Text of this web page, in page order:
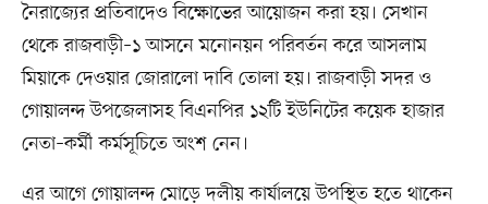
নৈরাজ্যের প্রতিবাদেও বিক্ষোভের আয়োজন করা হয়। সেখান
থেকে রাজবাড়ী–১ আসনে মনোনয়ন পরিবর্তন করে আসলাম
মিয়াকে দেওয়ার জোরালো দাবি তোলা হয়। রাজবাড়ী সদর ও
গোয়ালন্দ উপজেলাসহ বিএনপির ১২টি ইউনিটের কয়েক হাজার
নেতা–কর্মী কর্মসূচিতে অংশ নেন।
এর আগে গোয়ালন্দ মোড়ে দলীয় কার্যালয়ে উপস্থিত হতে থাকেন